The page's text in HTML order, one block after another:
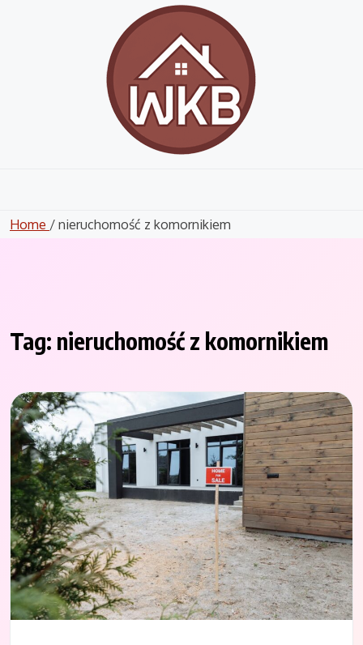
Home / nieruchomość z komornikiem
Tag: nieruchomość z komornikiem